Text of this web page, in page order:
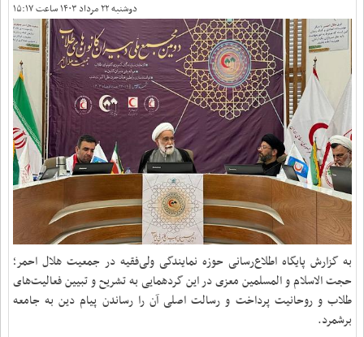
دوشنبه ۲۲ مرداد ۱۴۰۳ ساعت ۱۵:۱۷
به گزارش پایگاه اطلاع‌رسانی حوزه نمایندگی ولی‌فقیه در جمعیت هلال احمر؛
حجت الاسلام و المسلمین معزی در این گردهمایی به تشریح و تبیین فعالیت‌های
طلاب و روحانیت پرداخت و رسالت اصلی آن را رساندن پیام‌ دین به جامعه
برشمرد.